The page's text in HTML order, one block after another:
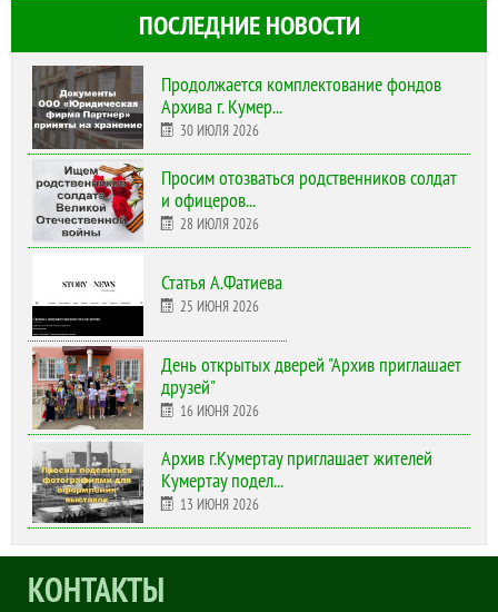
ПОСЛЕДНИЕ НОВОСТИ
Продолжается комплектование фондов
Архива г. Кумер...
30 ИЮЛЯ 2026
Просим отозваться родственников солдат
и офицеров...
28 ИЮЛЯ 2026
Статья А.Фатиева
25 ИЮНЯ 2026
День открытых дверей "Архив приглашает
друзей"
16 ИЮНЯ 2026
Архив г.Кумертау приглашает жителей
Кумертау подел...
13 ИЮНЯ 2026
КОНТАКТЫ